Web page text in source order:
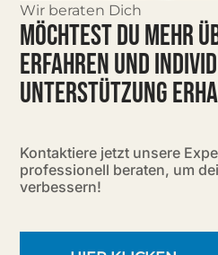
Wir beraten Dich
MÖCHTEST DU MEHR
ERFAHREN UND
UNTERSTÜTZUNG
Kontaktiere jetzt unsere
professionell beraten, um
verbessern!